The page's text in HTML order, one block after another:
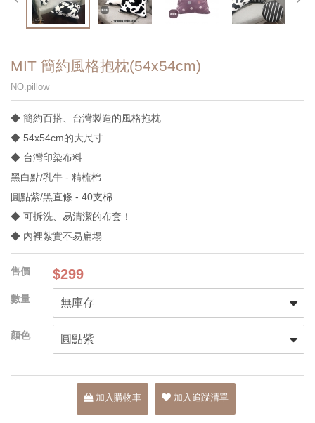
MIT 簡約風格抱枕(54x54cm)
NO.pillow
◆ 簡約百搭、台灣製造的風格抱枕
◆ 54x54cm的大尺寸
◆ 台灣印染布料
黑白點/乳牛 - 精梳棉
圓點紫/黑直條 - 40支棉
◆ 可拆洗、易清潔的布套！
◆ 內裡紮實不易扁塌
$299
加入購物車 加入追蹤清單